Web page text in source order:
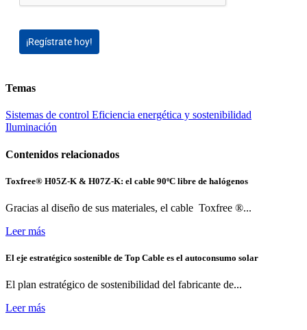
¡Regístrate hoy!
Temas
Sistemas de control Eficiencia energética y sostenibilidad
Iluminación
Contenidos relacionados
Toxfree® H05Z-K & H07Z-K: el cable 90ºC libre de halógenos
Gracias al diseño de sus materiales, el cable Toxfree ®...
Leer más
El eje estratégico sostenible de Top Cable es el autoconsumo solar
El plan estratégico de sostenibilidad del fabricante de...
Leer más